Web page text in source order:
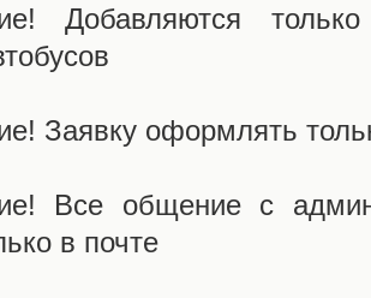
Добавляются
Заявку оформлять
Все общение с
в почте